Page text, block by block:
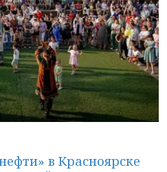
в Красноярске